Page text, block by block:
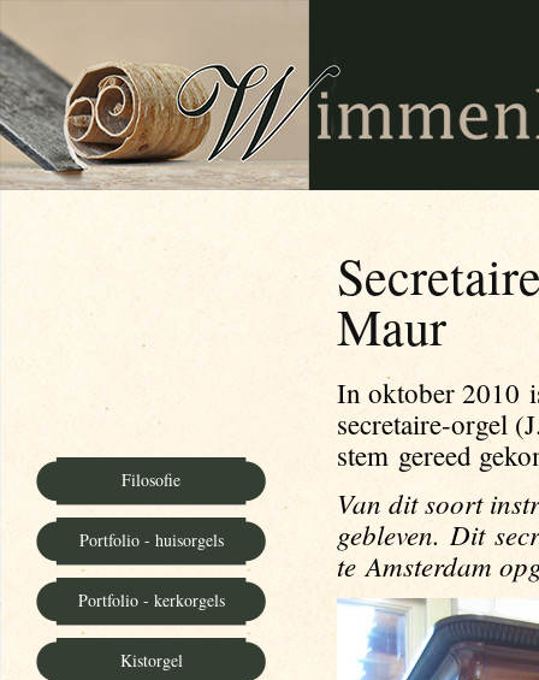
Maur
In oktober 2010
secretaire-orgel
stem gereed
Van dit soort
gebleven. Dit
te Amsterdam
Filosofie
Portfolio - huisorgels
Portfolio - kerkorgels
Kistorgel